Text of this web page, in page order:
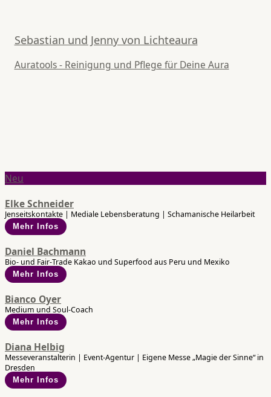
Sebastian und Jenny von Lichteaura
Auratools - Reinigung und Pflege für Deine Aura
Neu
Elke Schneider
Jenseitskontakte | Mediale Lebensberatung | Schamanische Heilarbeit
Mehr Infos
Daniel Bachmann
Bio- und Fair-Trade Kakao und Superfood aus Peru und Mexiko
Mehr Infos
Bianco Oyer
Medium und Soul-Coach
Mehr Infos
Diana Helbig
Messeveranstalterin | Event-Agentur | Eigene Messe „Magie der Sinne“ in
Dresden
Mehr Infos